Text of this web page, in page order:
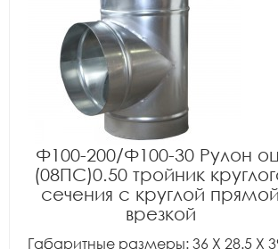
Ф100-200/Ф100-30 Рулон
(08ПС)0.50 тройник
сечения с круглой прямой
врезкой
Габаритные размеры: 36 X 28.5 X